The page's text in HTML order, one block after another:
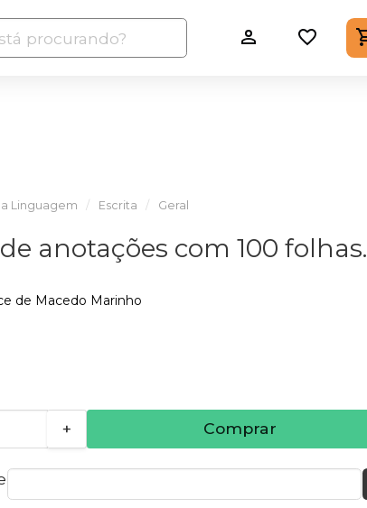
Linguagem Escrita Geral
anotações com 100 folhas.
de Macedo Marinho
+ Comprar